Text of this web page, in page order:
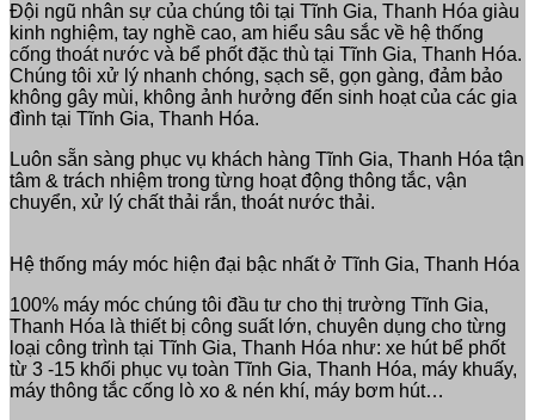
Đội ngũ nhân sự của chúng tôi tại Tĩnh Gia, Thanh Hóa giàu
kinh nghiệm, tay nghề cao, am hiểu sâu sắc về hệ thống
cống thoát nước và bể phốt đặc thù tại Tĩnh Gia, Thanh Hóa.
Chúng tôi xử lý nhanh chóng, sạch sẽ, gọn gàng, đảm bảo
không gây mùi, không ảnh hưởng đến sinh hoạt của các gia
đình tại Tĩnh Gia, Thanh Hóa.
Luôn sẵn sàng phục vụ khách hàng Tĩnh Gia, Thanh Hóa tận
tâm & trách nhiệm trong từng hoạt động thông tắc, vận
chuyển, xử lý chất thải rắn, thoát nước thải.
Hệ thống máy móc hiện đại bậc nhất ở Tĩnh Gia, Thanh Hóa
100% máy móc chúng tôi đầu tư cho thị trường Tĩnh Gia,
Thanh Hóa là thiết bị công suất lớn, chuyên dụng cho từng
loại công trình tại Tĩnh Gia, Thanh Hóa như: xe hút bể phốt
từ 3 -15 khối phục vụ toàn Tĩnh Gia, Thanh Hóa, máy khuấy,
máy thông tắc cống lò xo & nén khí, máy bơm hút…